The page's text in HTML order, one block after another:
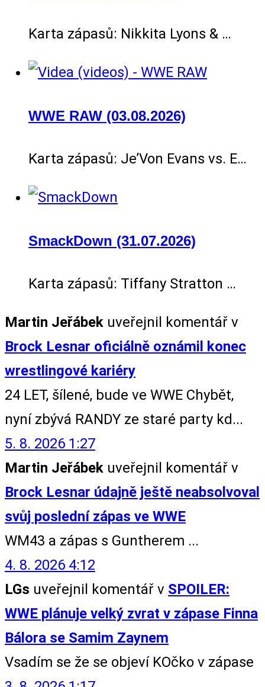
Karta zápasů: Nikkita Lyons & …
WWE RAW (03.08.2026)
Karta zápasů: Je’Von Evans vs. E…
SmackDown (31.07.2026)
Karta zápasů: Tiffany Stratton …
Martin Jeřábek uveřejnil komentář v
Brock Lesnar oficiálně oznámil konec
wrestlingové kariéry
24 LET, šílené, bude ve WWE Chybět,
nyní zbývá RANDY ze staré party kd...
5. 8. 2026 1:27
Martin Jeřábek uveřejnil komentář v
Brock Lesnar údajně ještě neabsolvoval
svůj poslední zápas ve WWE
WM43 a zápas s Guntherem ...
4. 8. 2026 4:12
LGs uveřejnil komentář v SPOILER:
WWE plánuje velký zvrat v zápase Finna
Bálora se Samim Zaynem
Vsadím se že se objeví KOčko v zápase